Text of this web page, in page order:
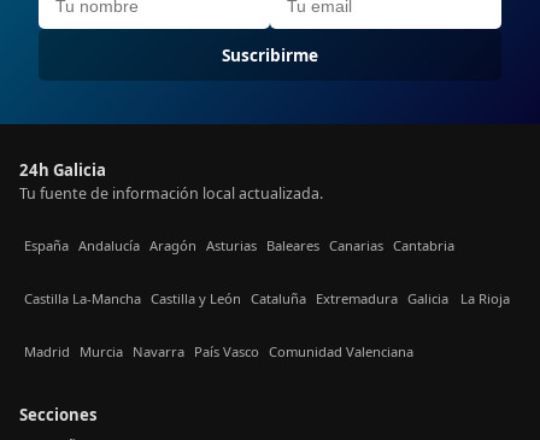
Suscribirme
24h Galicia
Tu fuente de información local actualizada.
España Andalucía Aragón Asturias Baleares Canarias Cantabria
Castilla La-Mancha Castilla y León Cataluña Extremadura Galicia La Rioja
Madrid Murcia Navarra País Vasco Comunidad Valenciana
Secciones